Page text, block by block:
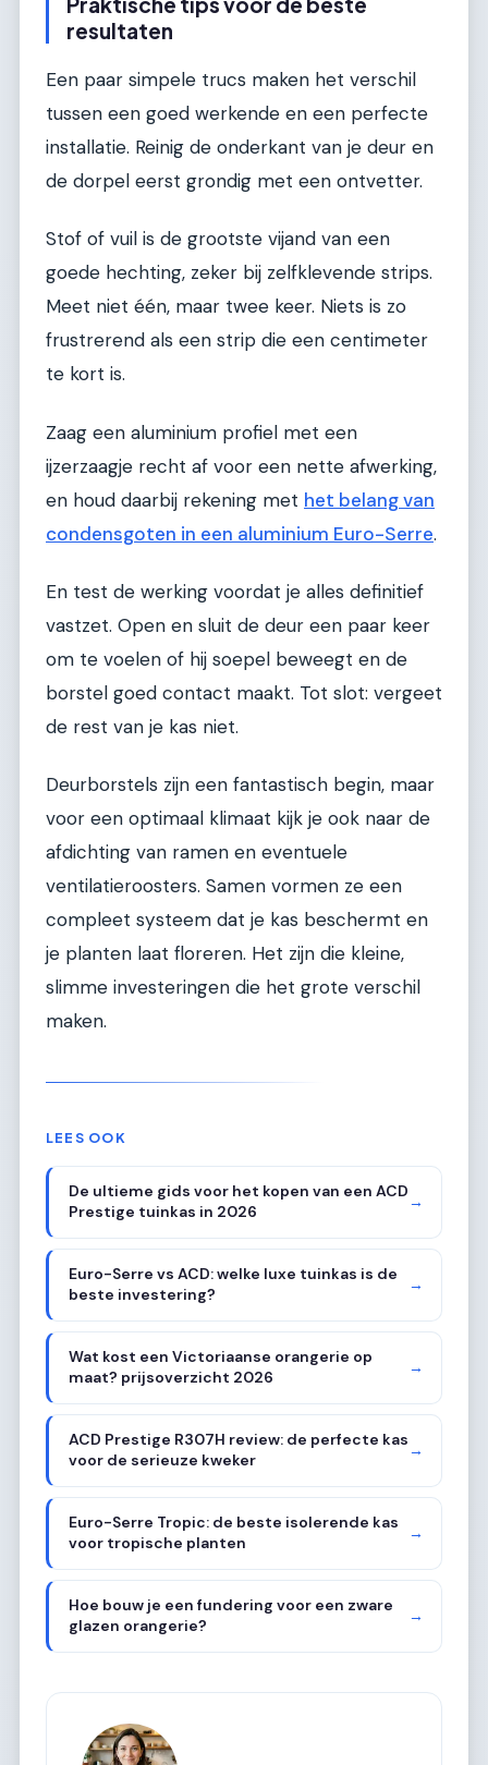
resultaten
Een paar simpele trucs maken het verschil
tussen een goed werkende en een perfecte
installatie. Reinig de onderkant van je deur en
de dorpel eerst grondig met een ontvetter.
Stof of vuil is de grootste vijand van een
goede hechting, zeker bij zelfklevende strips.
Meet niet één, maar twee keer. Niets is zo
frustrerend als een strip die een centimeter
te kort is.
Zaag een aluminium profiel met een
ijzerzaagje recht af voor een nette afwerking,
en houd daarbij rekening met het belang van
condensgoten in een aluminium Euro-Serre.
En test de werking voordat je alles definitief
vastzet. Open en sluit de deur een paar keer
om te voelen of hij soepel beweegt en de
borstel goed contact maakt. Tot slot: vergeet
de rest van je kas niet.
Deurborstels zijn een fantastisch begin, maar
voor een optimaal klimaat kijk je ook naar de
afdichting van ramen en eventuele
ventilatieroosters. Samen vormen ze een
compleet systeem dat je kas beschermt en
je planten laat floreren. Het zijn die kleine,
slimme investeringen die het grote verschil
maken.
LEES OOK
De ultieme gids voor het kopen van een ACD
Prestige tuinkas in 2026
→
Euro-Serre vs ACD: welke luxe tuinkas is de
beste investering?
→
Wat kost een Victoriaanse orangerie op
maat? prijsoverzicht 2026
→
ACD Prestige R307H review: de perfecte kas
voor de serieuze kweker
→
Euro-Serre Tropic: de beste isolerende kas
voor tropische planten
→
Hoe bouw je een fundering voor een zware
glazen orangerie?
→